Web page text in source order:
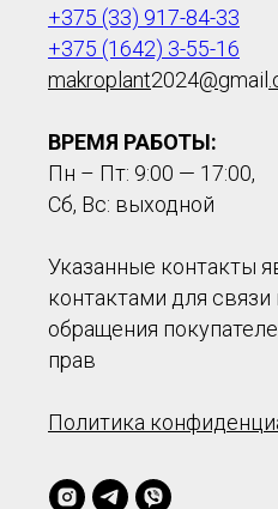
+375 (33) 917-84-33
+375 (1642) 3-55-16
makroplant2024@gmail
ВРЕМЯ РАБОТЫ:
Пн – Пт: 9:00 — 17:00,
Сб, Вс: выходной
Указанные контакты
контактами для
обращения
прав
Политика